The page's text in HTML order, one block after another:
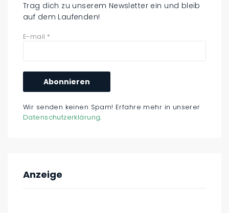
Trag dich zu unserem Newsletter ein und bleib
auf dem Laufenden!
E-mail *
Wir senden keinen Spam! Erfahre mehr in unserer
Datenschutzerklärung.
Anzeige